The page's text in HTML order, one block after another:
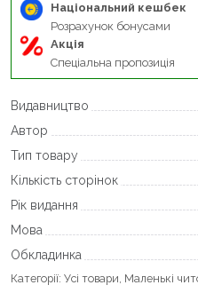
Національний кешбек
Розрахунок бонусами
Акція
Спеціальна пропозиція
Видавництво
Автор
Тип товару
Кількість сторінок
Рік видання
Мова
Обкладинка
Категорії: Усі товари, Маленькі